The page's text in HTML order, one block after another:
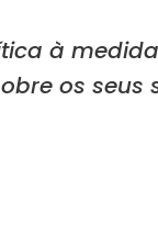
à
os seus